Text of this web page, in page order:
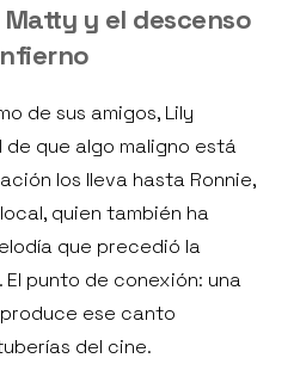
y el descenso
de sus amigos, Lily
de que algo maligno está
los lleva hasta Ronnie,
quien también ha
que precedió la
punto de conexión: una
ese canto
del cine.